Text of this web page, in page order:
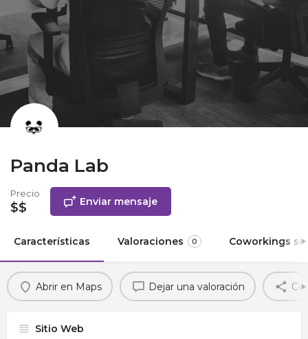
Panda Lab
Precio
$$ Enviar mensaje
Características Valoraciones 0 Coworkings
Abrir en Maps Dejar una valoración
Sitio Web